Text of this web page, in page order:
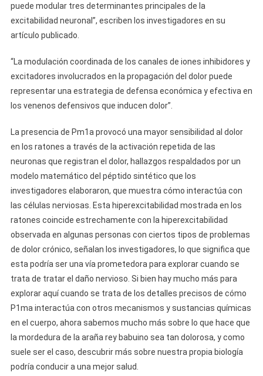
puede modular tres determinantes principales de la
excitabilidad neuronal”, escriben los investigadores en su
artículo publicado.
“La modulación coordinada de los canales de iones inhibidores y
excitadores involucrados en la propagación del dolor puede
representar una estrategia de defensa económica y efectiva en
los venenos defensivos que inducen dolor”.
La presencia de Pm1a provocó una mayor sensibilidad al dolor
en los ratones a través de la activación repetida de las
neuronas que registran el dolor, hallazgos respaldados por un
modelo matemático del péptido sintético que los
investigadores elaboraron, que muestra cómo interactúa con
las células nerviosas. Esta hiperexcitabilidad mostrada en los
ratones coincide estrechamente con la hiperexcitabilidad
observada en algunas personas con ciertos tipos de problemas
de dolor crónico, señalan los investigadores, lo que significa que
esta podría ser una vía prometedora para explorar cuando se
trata de tratar el daño nervioso. Si bien hay mucho más para
explorar aquí cuando se trata de los detalles precisos de cómo
P1ma interactúa con otros mecanismos y sustancias químicas
en el cuerpo, ahora sabemos mucho más sobre lo que hace que
la mordedura de la araña rey babuino sea tan dolorosa, y como
suele ser el caso, descubrir más sobre nuestra propia biología
podría conducir a una mejor salud.